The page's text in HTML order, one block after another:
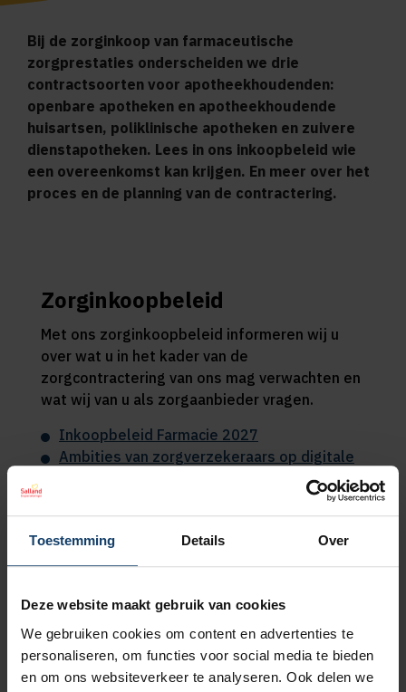
Toestemming Details Over
Deze website maakt gebruik van cookies
We gebruiken cookies om content en advertenties te
personaliseren, om functies voor social media te bieden
en om ons websiteverkeer te analyseren. Ook delen we
Bij de zorginkoop van farmaceutische
zorgprestaties onderscheiden we drie
contractsoorten voor apotheekhoudenden:
openbare apotheken en apotheekhoudende
huisartsen, poliklinische apotheken en zuivere
dienstapotheken. Lees in ons inkoopbeleid wie
een overeenkomst kan krijgen. En meer over het
proces en de planning van de contractering.
Zorginkoopbeleid
Met ons zorginkoopbeleid informeren wij u
over wat u in het kader van de
zorgcontractering van ons mag verwachten en
wat wij van u als zorgaanbieder vragen.
Inkoopbeleid Farmacie 2027
Ambities van zorgverzekeraars op digitale
Lijst voorkeursgeneesmiddelen
Reglement farmacie
Vergoeding apotheekbereidingen
In 3 stappen een contract
1. Bekijk het nieuwe zorginkoopbeleid